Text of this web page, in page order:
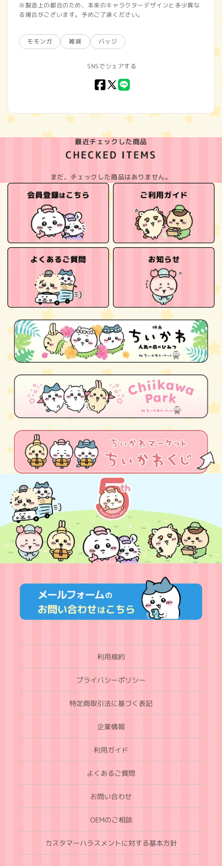
※製造上の都合のため、本来のキャラクターデザインと多少異な
る場合がございます。予めご了承ください。
モモンガ 雑貨 バッジ
SNSでシェアする
Facebook
X
最近チェックした商品
CHECKED ITEMS
まだ、チェックした商品はありません。
利用規約
プライバシーポリシー
特定商取引法に基づく表記
企業情報
利用ガイド
よくあるご質問
お問い合わせ
OEMのご相談
カスタマーハラスメントに対する基本方針